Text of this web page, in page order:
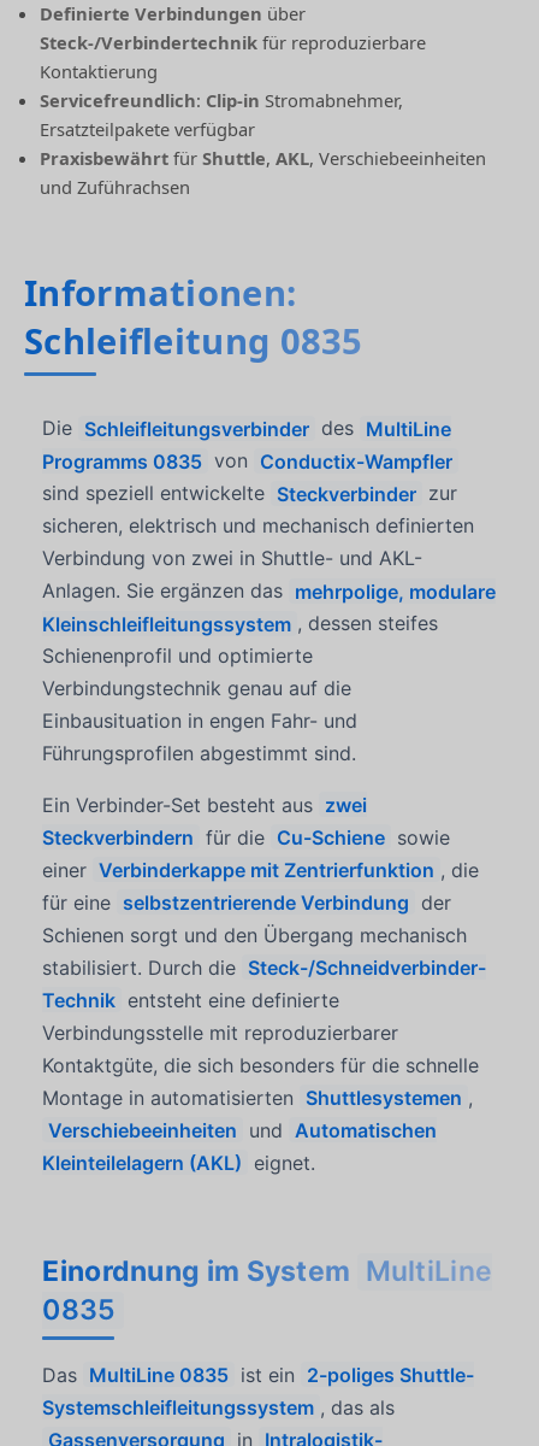
Definierte Verbindungen über
Steck-/Verbindertechnik für reproduzierbare
Kontaktierung
Servicefreundlich: Clip-in Stromabnehmer,
Ersatzteilpakete verfügbar
Praxisbewährt fürShuttle,AKL, Verschiebeeinheiten
und Zuführachsen
Informationen:
Schleifleitung 0835
Die Schleifleitungsverbinder des MultiLine
Programms 0835 von Conductix-Wampfler
sind speziell entwickelte Steckverbinder zur
sicheren, elektrisch und mechanisch definierten
Verbindung von zwei in Shuttle- und AKL-
Anlagen. Sie ergänzen das mehrpolige, modulare
Kleinschleifleitungssystem , dessen steifes
Schienenprofil und optimierte
Verbindungstechnik genau auf die
Einbausituation in engen Fahr- und
Führungsprofilen abgestimmt sind.
Ein Verbinder-Set besteht aus zwei
Steckverbindern für die Cu-Schiene sowie
einer Verbinderkappe mit Zentrierfunktion , die
für eine selbstzentrierende Verbindung der
Schienen sorgt und den Übergang mechanisch
stabilisiert. Durch die Steck-/Schneidverbinder-
Technik entsteht eine definierte
Verbindungsstelle mit reproduzierbarer
Kontaktgüte, die sich besonders für die schnelle
Montage in automatisierten Shuttlesystemen ,
Verschiebeeinheiten und Automatischen
Kleinteilelagern (AKL) eignet.
Einordnung im System MultiLine
0835
Das MultiLine 0835 ist ein 2-poliges Shuttle-
Systemschleifleitungssystem , das als
Gassenversorgung in Intralogistik-